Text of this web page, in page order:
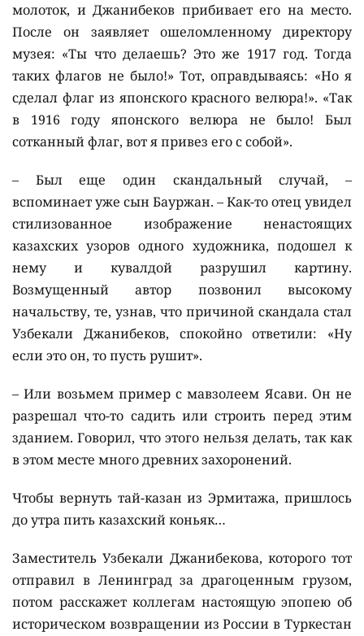
молоток, и Джанибеков прибивает его на место.
После он заявляет ошеломленному директору
музея: «Ты что делаешь? Это же 1917 год. Тогда
таких флагов не было!» Тот, оправдываясь: «Но я
сделал флаг из японского красного велюра!». «Так
в 1916 году японского велюра не было! Был
сотканный флаг, вот я привез его с собой».
– Был еще один скандальный случай, –
вспоминает уже сын Бауржан. – Как-то отец увидел
стилизованное изображение ненастоящих
казахских узоров одного художника, подошел к
нему и кувалдой разрушил картину.
Возмущенный автор позвонил высокому
начальству, те, узнав, что причиной скандала стал
Узбекали Джанибеков, спокойно ответили: «Ну
если это он, то пусть рушит».
– Или возьмем пример с мавзолеем Ясави. Он не
разрешал что-то садить или строить перед этим
зданием. Говорил, что этого нельзя делать, так как
в этом месте много древних захоронений.
Чтобы вернуть тай-казан из Эрмитажа, пришлось
до утра пить казахский коньяк…
Заместитель Узбекали Джанибекова, которого тот
отправил в Ленинград за драгоценным грузом,
потом расскажет коллегам настоящую эпопею об
историческом возвращении из России в Туркестан